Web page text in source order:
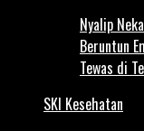
Nyalip
Beruntun
Tewas di
SKI Kesehatan